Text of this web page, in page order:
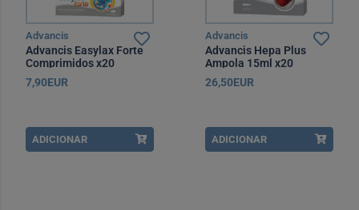
Advancis
Advancis Easylax Forte
Comprimidos x20
7,90EUR
ADICIONAR
Advancis
Advancis Hepa Plus
Ampola 15ml x20
26,50EUR
ADICIONAR